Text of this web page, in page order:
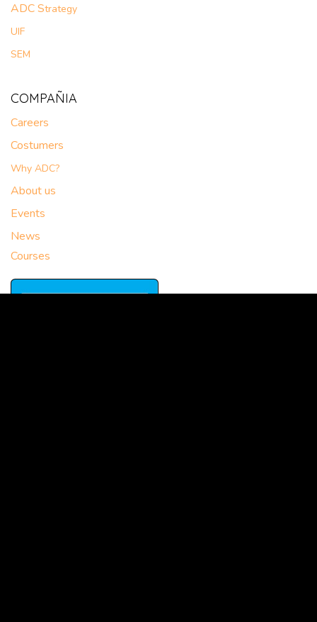
ADC Strategy
UIF
SEM
COMPAÑIA
Careers
Costumers
Why ADC?
About us
Events
News
Courses